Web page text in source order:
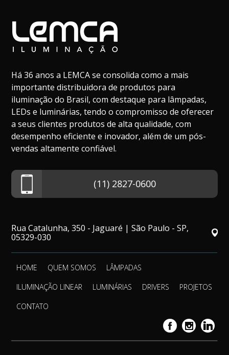
Há 36 anos a LEMCA se consolida como a mais
importante distribuidora de produtos para
iluminação do Brasil, com destaque para lâmpadas,
LEDs e luminárias, tendo o compromisso de oferecer
a seus clientes produtos de alta qualidade, com
desempenho eficiente e inovador, além de um pós-
vendas altamente confiável.
(11) 2827-0600
Rua Catalunha, 350 - Jaguaré | São Paulo - SP,
05329-030
HOME QUEM SOMOS
LÂMPADAS
ILUMINAÇÃO LINEAR
LUMINÁRIAS DRIVERS
PROJETOS
CONTATO